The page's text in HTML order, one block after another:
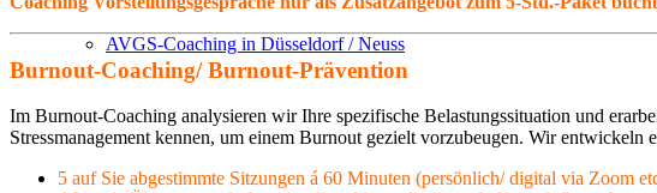
AVGS-Coaching in Düsseldorf / Neuss
Burnout-Coaching/ Burnout-Prävention
Im Burnout-Coaching analysieren wir Ihre spezifische Belastungssituation und
Stressmanagement kennen, um einem Burnout gezielt vorzubeugen. Wir
5 auf Sie abgestimmte Sitzungen á 60 Minuten (persönlich/ digital via Zoom